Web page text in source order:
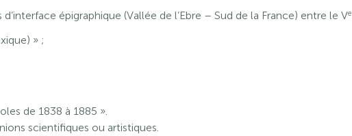
épigraphique (Vallée de l’Ebre – Sud de la France) entre le Ve
» ;
de 1838 à 1885 ».
scientifiques ou artistiques.